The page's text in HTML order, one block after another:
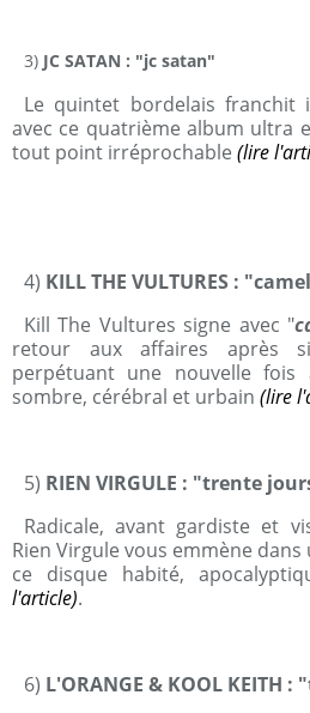
3) JC SATAN : "jc satan"
Le quintet bordelais franchit
avec ce quatrième album ultra
tout point irréprochable (lire
4) KILL THE VULTURES :
Kill The Vultures signe avec "
retour aux affaires après
perpétuant une nouvelle
sombre, cérébral et urbain (lire
5) RIEN VIRGULE : "trente
Radicale, avant gardiste et
Rien Virgule vous emmène
ce disque habité,
l'article).
6) L'ORANGE & KOOL KEITH